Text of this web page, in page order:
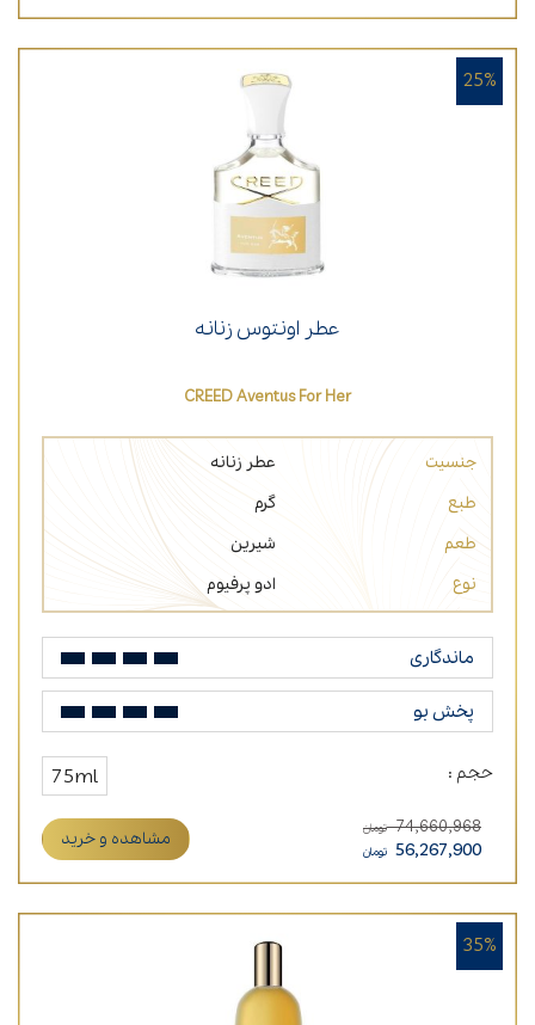
عطر اونتوس زنانه
CREED Aventus For Her
جنسیت
عطر زنانه
طبع
گرم
طعم
شیرین
نوع
ادو پرفیوم
ماندگاری
پخش بو
حجم : 75ml
74,660,968 تومان
56,267,900 تومان
مشاهده و خرید
25%
35%